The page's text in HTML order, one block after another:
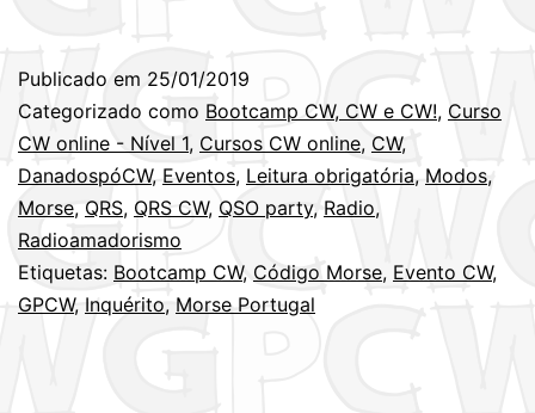
Publicado em 25/01/2019
Categorizado como Bootcamp CW, CW e CW!, Curso
CW online - Nível 1, Cursos CW online, CW,
DanadospóCW, Eventos, Leitura obrigatória, Modos,
Morse, QRS, QRS CW, QSO party, Radio,
Radioamadorismo
Etiquetas: Bootcamp CW, Código Morse, Evento CW,
GPCW, Inquérito, Morse Portugal